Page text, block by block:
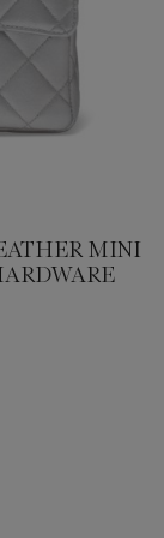
MINI